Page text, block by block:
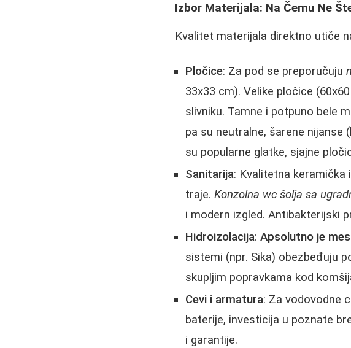
Izbor Materijala: Na Čemu Ne
Kvalitet materijala direktno utiče
Pločice: Za pod se preporučuju
33x33 cm). Velike pločice
slivniku. Tamne i potpuno bele
pa su neutralne, šarene nijanse
su popularne glatke, sjajne
Sanitarija: Kvalitetna keramička
traje.Konzolna wc šolja sa
i modern izgled. Antibakterijski
Hidroizolacija:Apsolutno je
sistemi (npr. Sika) obezbeđuju
skupljim popravkama kod
Cevi i armatura: Za vodovodne
baterije, investicija u poznate
i garantije.